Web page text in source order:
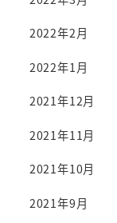
2022年2月
2022年1月
2021年12月
2021年11月
2021年10月
2021年9月